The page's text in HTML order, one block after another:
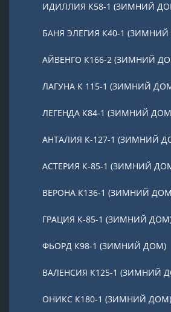
ИДИЛЛИЯ К58-1 (ЗИМНИЙ
БАНЯ ЭЛЕГИЯ К40-1
АЙВЕНГО К166-2 (ЗИМНИЙ
ЛАГУНА К 115-1 (ЗИМНИЙ
ЛЕГЕНДА К84-1 (ЗИМНИЙ
АНТАЛИЯ К-127-1 (ЗИМНИЙ
АСТЕРИЯ К-85-1 (ЗИМНИЙ
ВЕРОНА К136-1 (ЗИМНИЙ
ГРАЦИЯ К-85-1 (ЗИМНИЙ
ФЬОРД К98-1 (ЗИМНИЙ ДОМ)
ВАЛЕНСИЯ К125-1 (ЗИМНИЙ
ОНИКС К180-1 (ЗИМНИЙ ДОМ)